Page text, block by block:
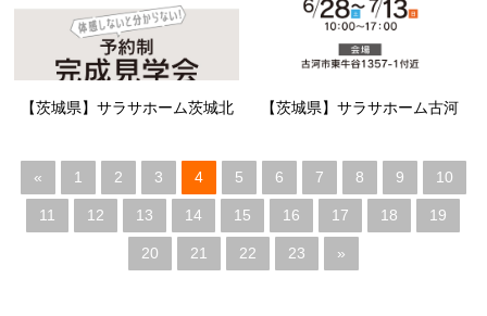
【茨城県】サラサホーム茨城北 【茨城県】サラサホーム古河
« 1 2 3 4 5 6 7 8 9 10
11 12 13 14 15 16 17 18 19
20 21 22 23 »